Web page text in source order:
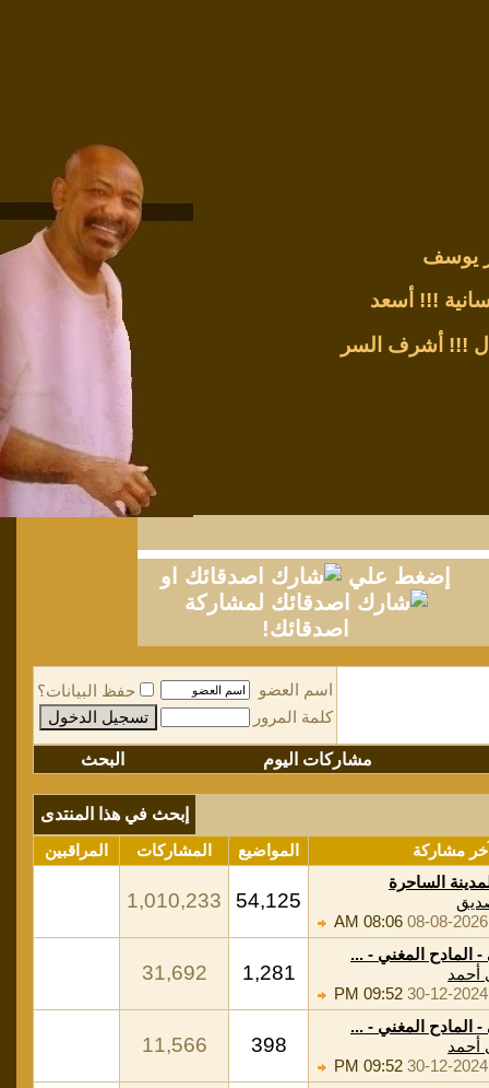
يوسف
!!! أسعد
!!! أشرف السر
إضغط علي
او
لمشاركة
اصدقائك!
اسم العضو
حفظ البيانات؟
كلمة المرور
مشاركات اليوم البحث
إبحث في هذا المنتدى
مشاركة
المواضيع المشاركات
المراقبين
الساحرة
08-08-2026
08:06 AM
54,125
1,010,233
المادح المغني - ...
أحمد
30-12-2024
09:52 PM
1,281
31,692
المادح المغني - ...
أحمد
30-12-2024
09:52 PM
398
11,566